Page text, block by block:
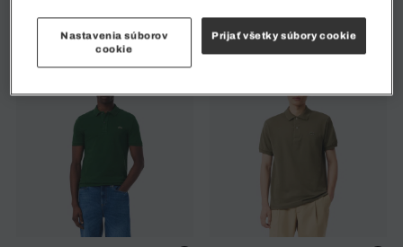
105 EUR 150 EUR %
77 EUR 110 EUR %
Nastavenia súborov
cookie
Prijať všetky súbory cookie